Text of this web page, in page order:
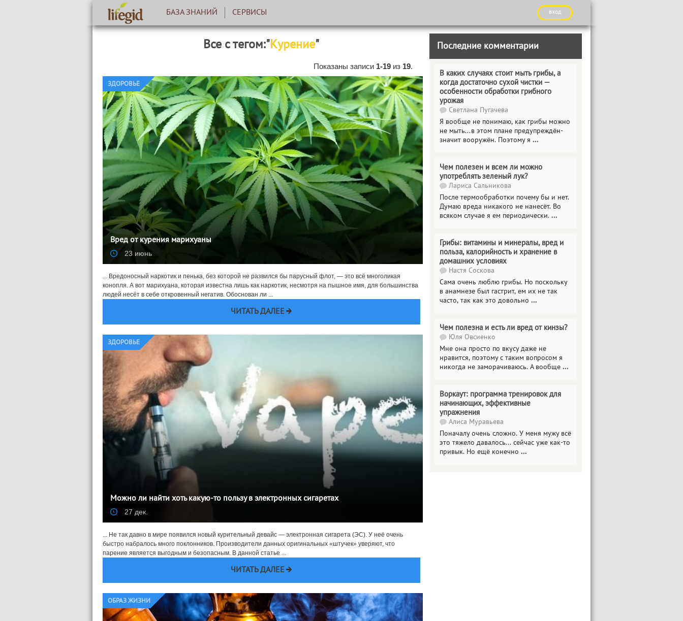
БАЗА ЗНАНИЙ СЕРВИСЫ вход
Последние комментарии
В каких случаях стоит мыть грибы, а
когда достаточно сухой чистки —
особенности обработки грибного
урожая
Светлана Пугачева
Я вообще не понимаю, как грибы можно
не мыть...в этом плане предупреждён-
значит вооружён. Поэтому я ...
Чем полезен и всем ли можно
употреблять зеленый лук?
Лариса Сальникова
После термообработки почему бы и нет.
Думаю вреда никакого не нанесёт. Во
всяком случае я ем периодически. ...
Грибы: витамины и минералы, вред и
польза, калорийность и хранение в
домашних условиях
Настя Соскова
Сама очень люблю грибы. Но поскольку
в анамнезе был гастрит, ем их не так
часто, так как это довольно ...
Чем полезна и есть ли вред от кинзы?
Юля Овсиенко
Мне она просто по вкусу даже не
нравится, поэтому с таким вопросом я
никогда не заморачиваюсь. А вообще ...
Воркаут: программа тренировок для
начинающих, эффективные
упражнения
Алиса Муравьева
Поначалу очень сложно. У меня мужу всё
это тяжело давалось... сейчас уже как-то
привык. Но ещё конечно ...
Все с тегом:" Курение"
Показаны записи 1-19из 19.
ЗДОРОВЬЕ
Вред от курения марихуаны
23 июнь
... Вредоносный наркотик и пенька, без которой не развился бы парусный флот, — это всё многоликая
конопля. А вот марихуана, которая известна лишь как наркотик, несмотря на пышное имя, для большинства
людей несёт в себе откровенный негатив. Обоснован ли ...
ЧИТАТЬ ДАЛЕЕ
ЗДОРОВЬЕ
Можно ли найти хоть какую-то пользу в электронных сигаретах
27 дек.
... Не так давно в мире появился новый курительный девайс — электронная сигарета (ЭС). У неё очень
быстро набралось много поклонников. Производители данных оригинальных «штучек» уверяют, что
парение является выгодным и безопасным. В данной статье ...
ЧИТАТЬ ДАЛЕЕ
ОБРАЗ ЖИЗНИ